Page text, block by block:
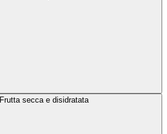
Frutta secca e disidratata